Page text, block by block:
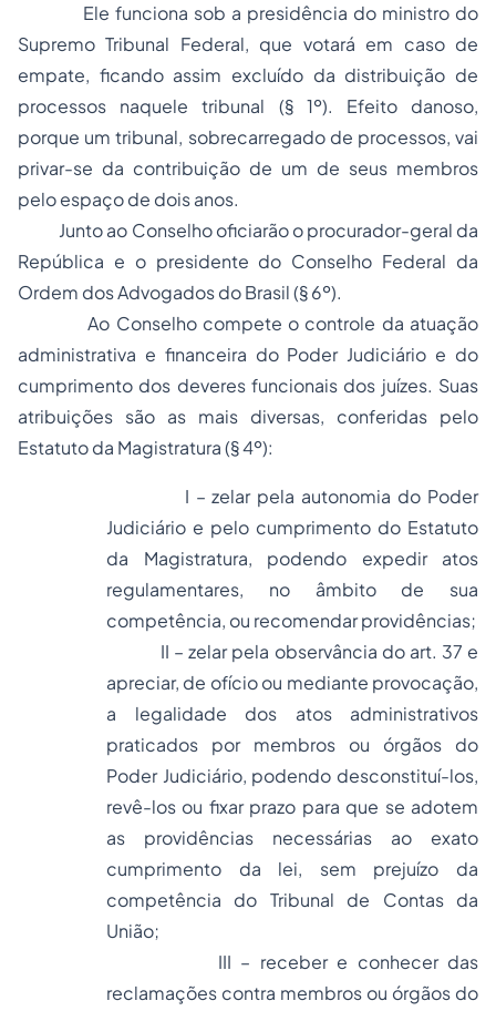
Ele funciona sob a presidência do ministro do
Supremo Tribunal Federal, que votará em caso de
empate, ficando assim excluído da distribuição de
processos naquele tribunal (§ 1º). Efeito danoso,
porque um tribunal, sobrecarregado de processos, vai
privar-se da contribuição de um de seus membros
pelo espaço de dois anos.
Junto ao Conselho oficiarão o procurador-geral da
República e o presidente do Conselho Federal da
Ordem dos Advogados do Brasil(§ 6º).
Ao Conselho compete o controle da atuação
administrativa e financeira do Poder Judiciário e do
cumprimento dos deveres funcionais dos juízes. Suas
atribuições são as mais diversas, conferidas pelo
Estatuto da Magistratura (§ 4º):
I – zelar pela autonomia do Poder
Judiciário e pelo cumprimento do Estatuto
da Magistratura, podendo expedir atos
regulamentares, no âmbito de sua
competência, ou recomendar providências;
II – zelar pela observância do art. 37 e
apreciar, de ofício ou mediante provocação,
a legalidade dos atos administrativos
praticados por membros ou órgãos do
Poder Judiciário, podendo desconstituí-los,
revê-los ou fixar prazo para que se adotem
as providências necessárias ao exato
cumprimento da lei, sem prejuízo da
competência do Tribunal de Contasda
União;
III – receber e conhecer das
reclamações contra membros ou órgãos do